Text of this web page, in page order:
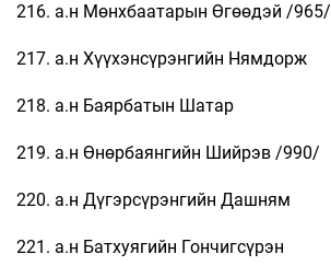
216. а.н Мөнхбаатарын Өгөөдэй /965/
217. а.н Хүүхэнсүрэнгийн Нямдорж
218. а.н Баярбатын Шатар
219. а.н Өнөрбаянгийн Шийрэв /990/
220. а.н Дүгэрсүрэнгийн Дашням
221. а.н Батхуягийн Гончигсүрэн